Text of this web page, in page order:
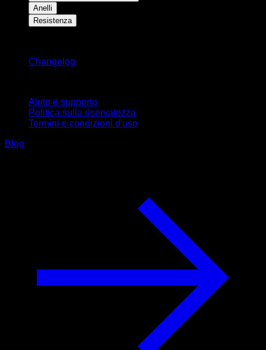
Anelli
Resistenza
Changelog
Aiuto e supporto
Politica sulla riservatezza
Termini e condizioni d'uso
Blog